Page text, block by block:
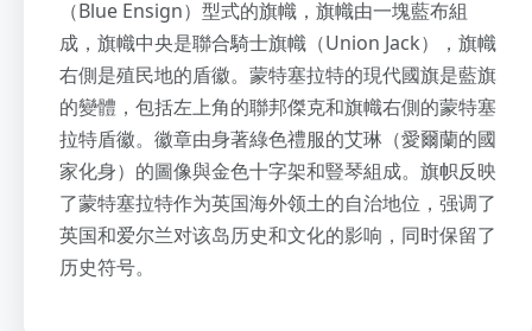
（Blue Ensign）型式的旗幟，旗幟由一塊藍布組
成，旗幟中央是聯合騎士旗幟（Union Jack），旗幟
右側是殖民地的盾徽。蒙特塞拉特的現代國旗是藍旗
的變體，包括左上角的聯邦傑克和旗幟右側的蒙特塞
拉特盾徽。徽章由身著綠色禮服的艾琳（愛爾蘭的國
家化身）的圖像與金色十字架和豎琴組成。旗帜反映
了蒙特塞拉特作为英国海外领土的自治地位，强调了
英国和爱尔兰对该岛历史和文化的影响，同时保留了
历史符号。